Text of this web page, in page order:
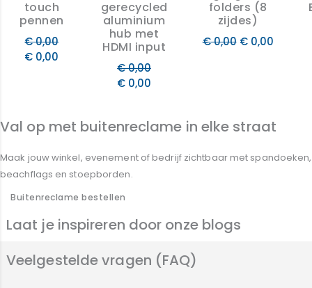
touch
pennen
€0,00
€ 0,00
gerecycled
aluminium
hub met
HDMI input
€0,00
€ 0,00
folders (8
zijdes)
€0,00 €0,00
Val op met buitenreclame in elke straat
Maak jouw winkel, evenement of bedrijf zichtbaar met spandoeken,
beachflags en stoepborden.
Buitenreclame bestellen
Laat je inspireren door onze blogs
Veelgestelde vragen (FAQ)